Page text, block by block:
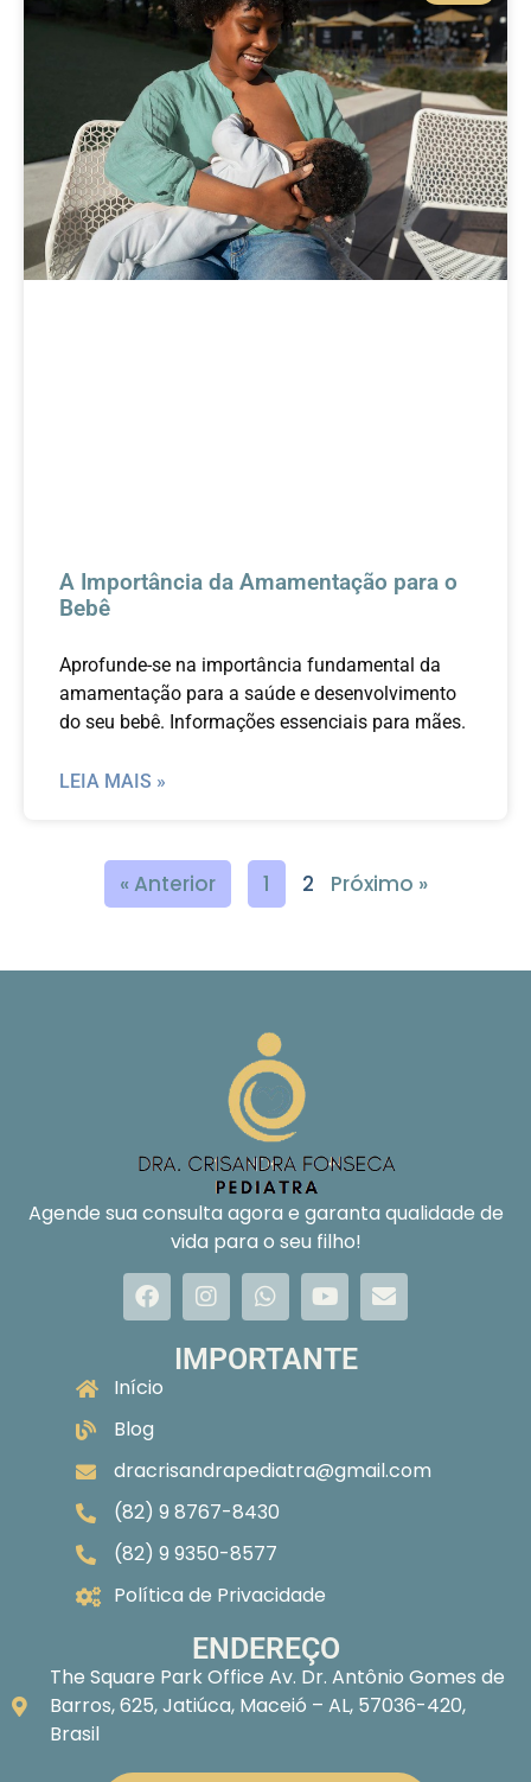
A Importância da Amamentação para o
Bebê
Aprofunde-se na importância fundamental da
amamentação para a saúde e desenvolvimento
do seu bebê. Informações essenciais para mães.
LEIA MAIS »
« Anterior 1 2 Próximo »
Agende sua consulta agora e garanta qualidade de
vida para o seu filho!
IMPORTANTE
Início
Blog
dracrisandrapediatra@gmail.com
(82) 9 8767-8430
(82) 9 9350-8577
Política de Privacidade
ENDEREÇO
The Square Park Office Av. Dr. Antônio Gomes de
Barros, 625, Jatiúca, Maceió – AL, 57036-420,
Brasil